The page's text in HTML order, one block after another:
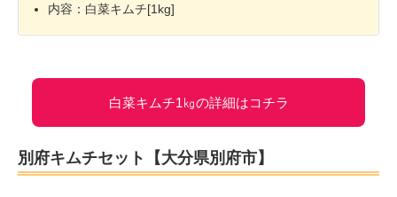
内容：白菜キムチ[1kg]
白菜キムチ1㎏の詳細はコチラ
別府キムチセット【大分県別府市】